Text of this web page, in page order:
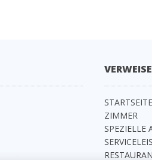
VERWEISE
STARTSEITE
ZIMMER
SPEZIELLE